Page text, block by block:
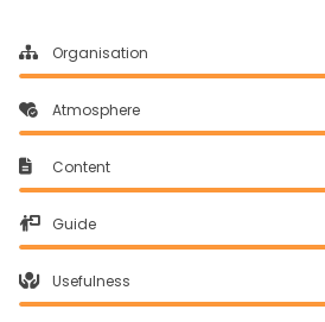
Organisation
Atmosphere
Content
Guide
Usefulness